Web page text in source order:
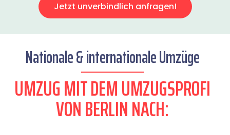
Jetzt unverbindlich anfragen!
Nationale & internationale Umzüge
UMZUG MIT DEM UMZUGSPROFI
VON BERLIN NACH: